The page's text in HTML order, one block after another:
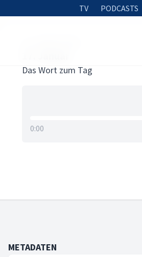
TV PODCASTS
Das Wort zum Tag
0:00
METADATEN